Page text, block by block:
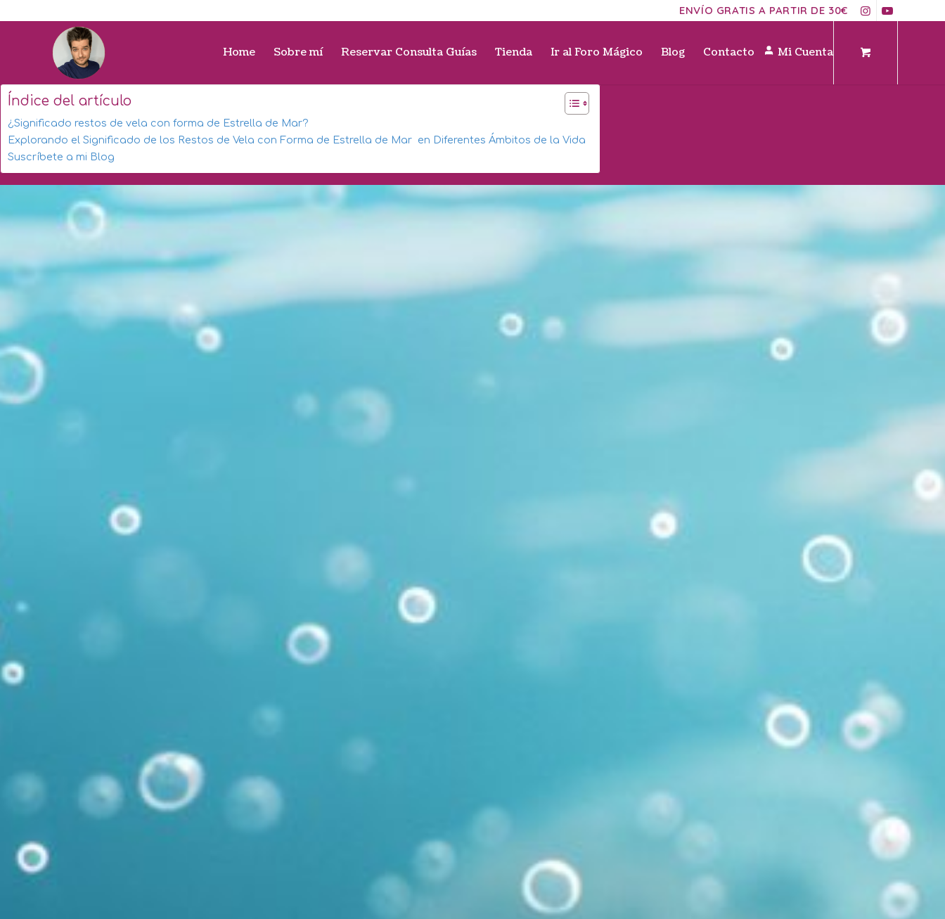
ENVÍO GRATIS A PARTIR DE 30€
Home Sobre mí Reservar Consulta Guías Tienda Ir al Foro Mágico Blog Contacto Mi Cuenta
Índice del artículo
¿Significado restos de vela con forma de Estrella de Mar?
Explorando el Significado de los Restos de Vela con Forma de Estrella de Mar en Diferentes Ámbitos de la Vida
Suscríbete a mi Blog